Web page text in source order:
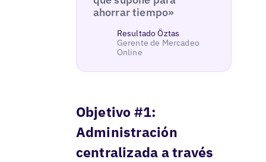
ahorrar tiempo»
Resultado Öztas
Gerente de Mercadeo
Online
Objetivo #1:
Administración
centralizada a través